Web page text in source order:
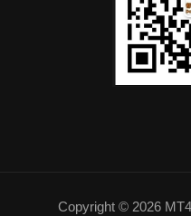
Copyright © 2026